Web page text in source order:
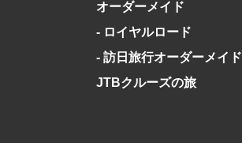
オーダーメイド
- ロイヤルロード
- 訪日旅行オーダーメイド
JTBクルーズの旅